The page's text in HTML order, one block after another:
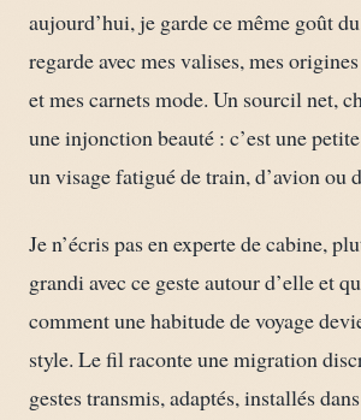
aujourd’hui, je garde ce même goût
regarde avec mes valises, mes
et mes carnets mode. Un sourcil net,
une injonction beauté : c’est une
un visage fatigué de train, d’avion ou
Je n’écris pas en experte de cabine,
grandi avec ce geste autour d’elle et
comment une habitude de voyage
style. Le fil raconte une migration
gestes transmis, adaptés, installés